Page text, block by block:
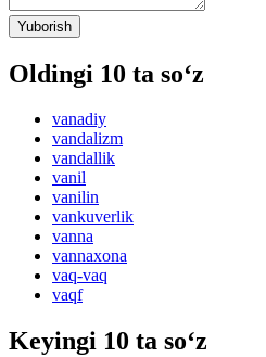
Yuborish
Oldingi 10 ta so‘z
vanadiy
vandalizm
vandallik
vanil
vanilin
vankuverlik
vanna
vannaxona
vaq-vaq
vaqf
Keyingi 10 ta so‘z